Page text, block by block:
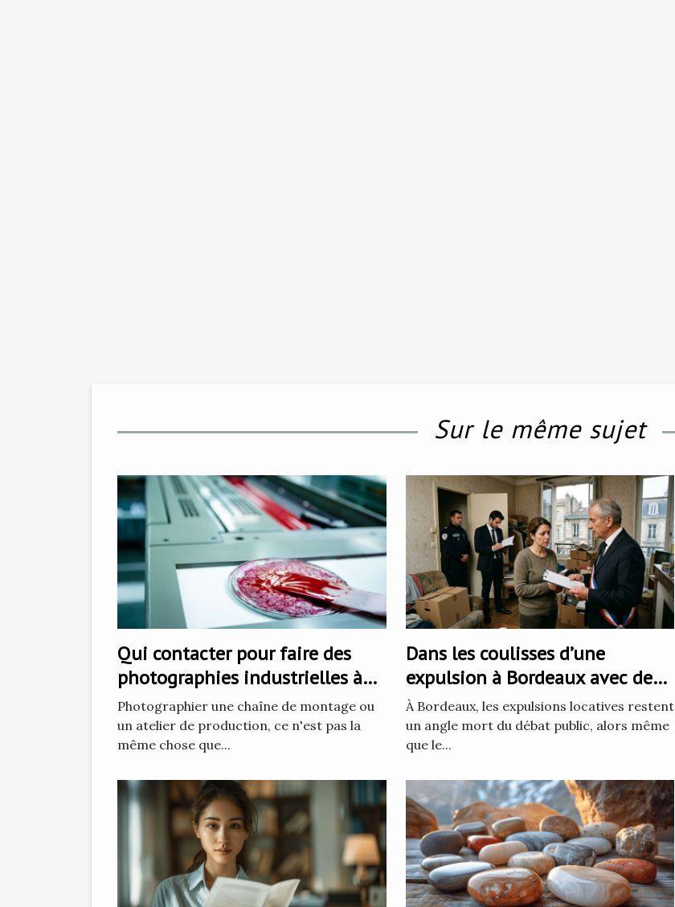
Sur le même sujet
Qui contacter pour faire des
photographies industrielles à
Grenoble ?
Photographier une chaîne de montage ou
un atelier de production, ce n'est pas la
même chose que...
Dans les coulisses d’une
expulsion à Bordeaux avec des
huissiers de justice
À Bordeaux, les expulsions locatives restent
un angle mort du débat public, alors même
que le...